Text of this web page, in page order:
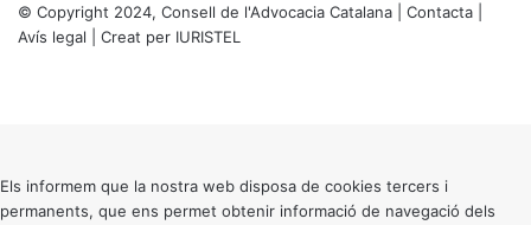
© Copyright 2024, Consell de l'Advocacia Catalana | Contacta
Avís legal | Creat per IURISTEL
button
Els informem que la nostra web disposa de cookies tercers i
permanents, que ens permet obtenir informació de navegació dels